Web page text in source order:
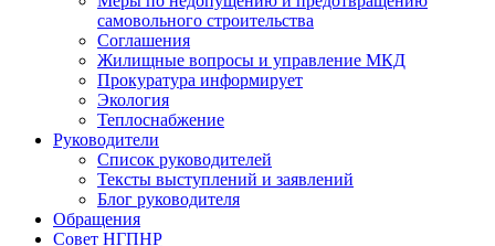
самовольного строительства
Соглашения
Жилищные вопросы и управление МКД
Прокуратура информирует
Экология
Теплоснабжение
Руководители
Список руководителей
Тексты выступлений и заявлений
Блог руководителя
Обращения
Совет НГПНР